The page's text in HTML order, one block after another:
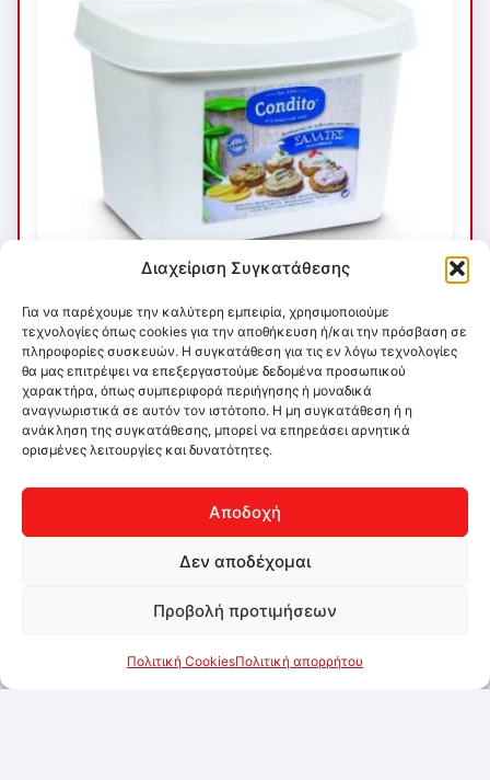
Διαχείριση Συγκατάθεσης
Για να παρέχουμε την καλύτερη εμπειρία, χρησιμοποιούμε
τεχνολογίες όπως cookies για την αποθήκευση ή/και την πρόσβαση σε
πληροφορίες συσκευών. Η συγκατάθεση για τις εν λόγω τεχνολογίες
θα μας επιτρέψει να επεξεργαστούμε δεδομένα προσωπικού
χαρακτήρα, όπως συμπεριφορά περιήγησης ή μοναδικά
αναγνωριστικά σε αυτόν τον ιστότοπο. Η μη συγκατάθεση ή η
ανάκληση της συγκατάθεσης, μπορεί να επηρεάσει αρνητικά
ορισμένες λειτουργίες και δυνατότητες.
Αποδοχή
Δεν αποδέχομαι
Προβολή προτιμήσεων
Πολιτική CookiesΠολιτική απορρήτου